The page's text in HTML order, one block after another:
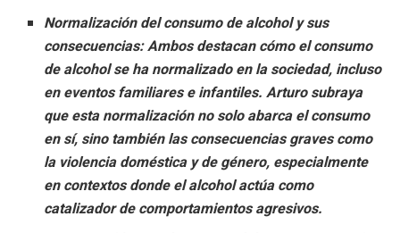
Normalización del consumo de alcohol y sus
consecuencias: Ambos destacan cómo el consumo
de alcohol se ha normalizado en la sociedad, incluso
en eventos familiares e infantiles. Arturo subraya
que esta normalización no solo abarca el consumo
en sí, sino también las consecuencias graves como
la violencia doméstica y de género, especialmente
en contextos donde el alcohol actúa como
catalizador de comportamientos agresivos.